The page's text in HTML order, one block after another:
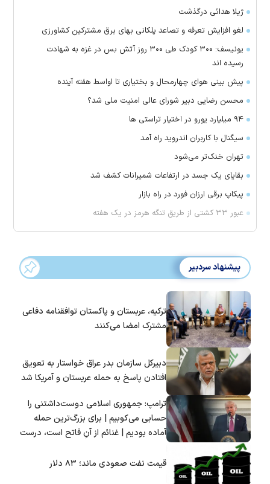
ژیلا هدائی درگذشت
لغو افزایش تعرفه و تصاعد پلکانی بهای برق مشترکین کشاورزی
یونیسف: ۳۰۰ کودک طی ۳۰۰ روز آتش بس در غزه به شهادت
رسیده اند
پیش بینی هوای چهارمحال و بختیاری تا اواسط هفته آینده
محسن رضایی دبیر شورای عالی امنیت ملی شد؟
۹۴ میلیارد یورو در اختیار تراستی ها
سیگنال با کاربران اندروید راه آمد
تهران خنک‌تر می‌شود
بقایای یک جسد در ارتفاعات شمیرانات کشف شد
پیکاپ برقی ارزان فورد در راه بازار
عبور ۳۳ کشتی از طریق تنگه هرمز در یک هفته
پیشنهاد سردبیر
ترکیه، عربستان و پاکستان توافقنامه دفاعی
مشترک امضا می‌کنند
دبیرکل سازمان بدر عراق خواستار به تعویق
افتادن پاسخ به حمله عربستان و آمریکا شد
ترامپ: جمهوری اسلامی دوست‌داشتنی را
حسابی می‌کوبیم | برای بزرگ‌ترین حمله
آماده بودیم | غنائم از آنِ فاتح است، درست
قیمت نفت صعودی ماند؛ ۸۳ دلار